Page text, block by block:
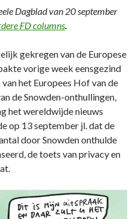
Dagblad van 20 september
FD columns.
gekregen van de Europese
vorige week eensgezind
het Europees Hof van de
de Snowden-onthullingen,
het wereldwijde nieuws
op 13 september jl. dat de
door Snowden onthulde
de toets van privacy en